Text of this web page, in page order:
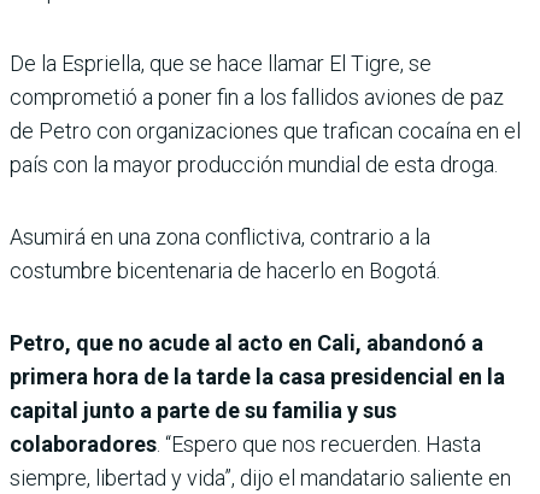
De la Espriella, que se hace llamar El Tigre, se
comprometió a poner fin a los fallidos aviones de paz
de Petro con organizaciones que trafican cocaína en el
país con la mayor producción mundial de esta droga.
Asumirá en una zona conflictiva, contrario a la
costumbre bicentenaria de hacerlo en Bogotá.
Petro, que no acude al acto en Cali, abandonó a
primera hora de la tarde la casa presidencial en la
capital junto a parte de su familia y sus
colaboradores. “Espero que nos recuerden. Hasta
siempre, libertad y vida”, dijo el mandatario saliente en